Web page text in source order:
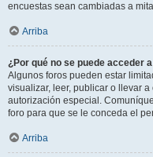
encuestas sean cambiadas a
Arriba
¿Por qué no se puede acceder
Algunos foros pueden estar
visualizar, leer, publicar o llevar
autorización especial.
foro para que se le conceda el
Arriba